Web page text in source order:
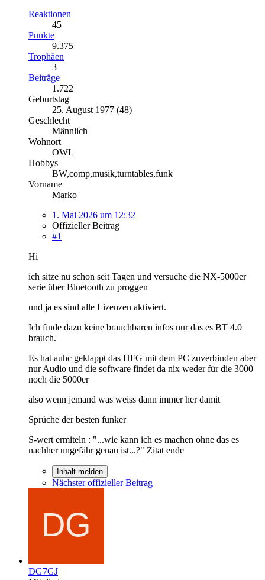
Reaktionen
45
Punkte
9.375
Trophäen
3
Beiträge
1.722
Geburtstag
25. August 1977 (48)
Geschlecht
Männlich
Wohnort
OWL
Hobbys
BW,comp,musik,turntables,funk
Vorname
Marko
1. Mai 2026 um 12:32
Offizieller Beitrag
#1
Hi
ich sitze nu schon seit Tagen und versuche die NX-5000er
serie über Bluetooth zu proggen
und ja es sind alle Lizenzen aktiviert.
Ich finde dazu keine brauchbaren infos nur das es BT 4.0
brauch.
Es hat auhc geklappt das HFG mit dem PC zuverbinden aber
nur Audio und die software findet da nix weder für die 3000
noch die 5000er
also wenn jemand was weiss dann immer her damit
Sprüche der besten funker
S-wert ermiteln : "...wie kann ich es machen ohne das es
nachher ungefähr genau ist...?" Zitat ende
Inhalt melden
Nächster offizieller Beitrag
DG7GJ